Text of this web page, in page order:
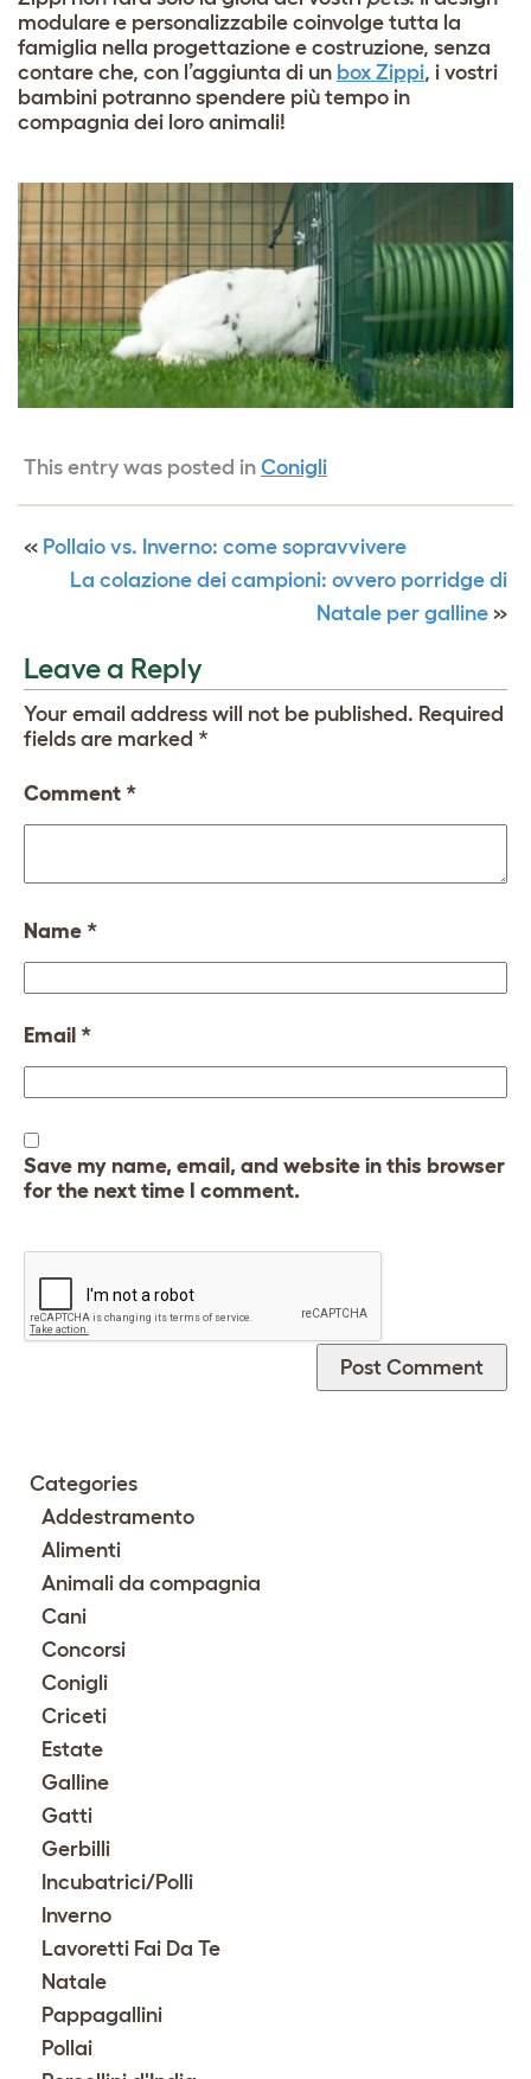
modulare e personalizzabile coinvolge tutta la
famiglia nella progettazione e costruzione, senza
contare che, con l’aggiunta di un box Zippi, i vostri
bambini potranno spendere più tempo in
compagnia dei loro animali!
This entry was posted in Conigli
« Pollaio vs. Inverno: come sopravvivere
La colazione dei campioni: ovvero porridge di
Natale per galline »
Leave a Reply
Your email address will not be published. Required
fields are marked *
Comment *
Name *
Email *
Save my name, email, and website in this browser
for the next time I comment.
Categories
Addestramento
Alimenti
Animali da compagnia
Cani
Concorsi
Conigli
Criceti
Estate
Galline
Gatti
Gerbilli
Incubatrici/Polli
Inverno
Lavoretti Fai Da Te
Natale
Pappagallini
Pollai